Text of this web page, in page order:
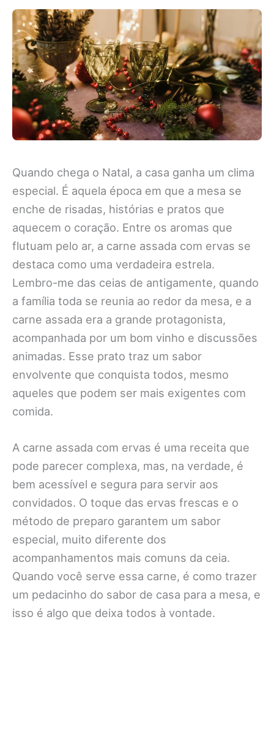
Quando chega o Natal, a casa ganha um clima
especial. É aquela época em que a mesa se
enche de risadas, histórias e pratos que
aquecem o coração. Entre os aromas que
flutuam pelo ar, a carne assada com ervas se
destaca como uma verdadeira estrela.
Lembro-me das ceias de antigamente, quando
a família toda se reunia ao redor da mesa, e a
carne assada era a grande protagonista,
acompanhada por um bom vinho e discussões
animadas. Esse prato traz um sabor
envolvente que conquista todos, mesmo
aqueles que podem ser mais exigentes com
comida.
A carne assada com ervas é uma receita que
pode parecer complexa, mas, na verdade, é
bem acessível e segura para servir aos
convidados. O toque das ervas frescas e o
método de preparo garantem um sabor
especial, muito diferente dos
acompanhamentos mais comuns da ceia.
Quando você serve essa carne, é como trazer
um pedacinho do sabor de casa para a mesa, e
isso é algo que deixa todos à vontade.